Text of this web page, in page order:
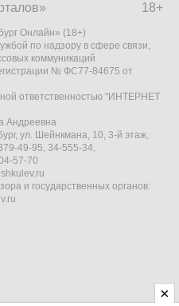
18+
Онлайн» (18+)
по надзору в сфере связи,
коммуникаций
№ ФС77-84675 от
ответственностью "ИНТЕРНЕТ
Андреевна
ул. Шейнкмана, 10, 3-й этаж,
49-95, 34-555-34,
57-70
и государственных органов: